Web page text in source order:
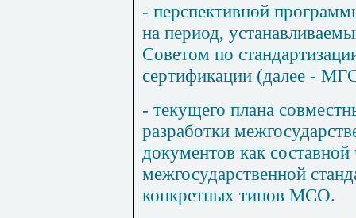
- перспективной
на период,
Советом по
сертификации (далее -
- текущего плана
разработки
документов как
межгосударственной
конкретных типов МСО.